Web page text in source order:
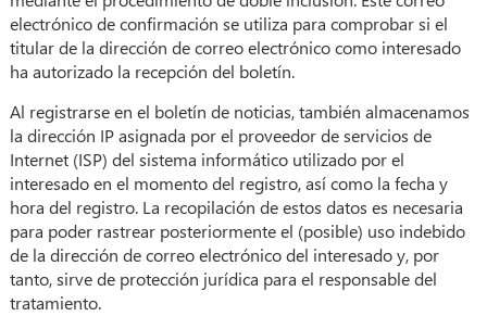
electrónico de confirmación se utiliza para comprobar si el
titular de la dirección de correo electrónico como interesado
ha autorizado la recepción del boletín.
Al registrarse en el boletín de noticias, también almacenamos
la dirección IP asignada por el proveedor de servicios de
Internet (ISP) del sistema informático utilizado por el
interesado en el momento del registro, así como la fecha y
hora del registro. La recopilación de estos datos es necesaria
para poder rastrear posteriormente el (posible) uso indebido
de la dirección de correo electrónico del interesado y, por
tanto, sirve de protección jurídica para el responsable del
tratamiento.